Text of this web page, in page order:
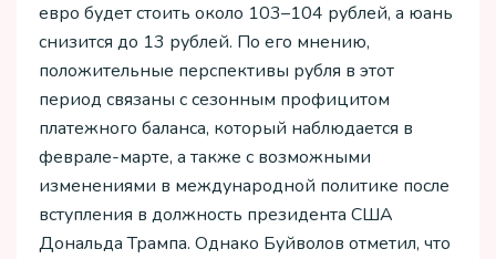
евро будет стоить около 103–104 рублей, а юань
снизится до 13 рублей. По его мнению,
положительные перспективы рубля в этот
период связаны с сезонным профицитом
платежного баланса, который наблюдается в
феврале-марте, а также с возможными
изменениями в международной политике после
вступления в должность президента США
Дональда Трампа. Однако Буйволов отметил, что